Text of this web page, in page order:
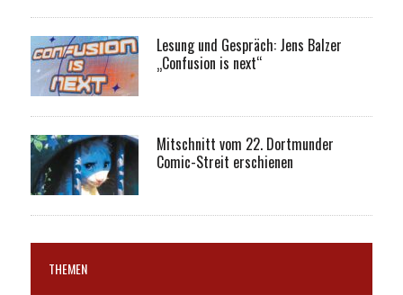
Lesung und Gespräch: Jens Balzer
„Confusion is next“
Mitschnitt vom 22. Dortmunder
Comic-Streit erschienen
THEMEN